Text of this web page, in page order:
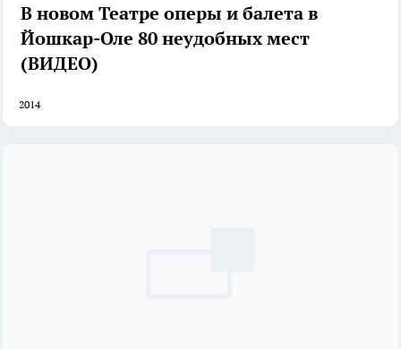
В новом Театре оперы и балета в
Йошкар-Оле 80 неудобных мест
(ВИДЕО)
2014